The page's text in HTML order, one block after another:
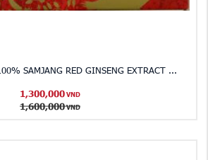
SAMJANG RED GINSENG EXTRACT ...
1,300,000 VND
1,600,000 VND